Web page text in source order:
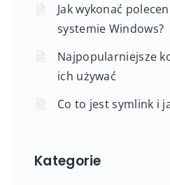
Jak wykonać
systemie Windows?
Najpopularniejsze
ich używać
Co to jest symlink i
Kategorie